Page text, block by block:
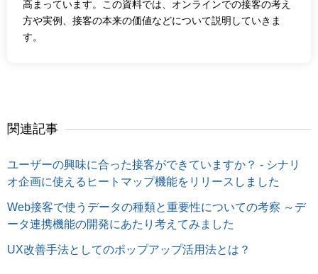
高まっています。この資料では、オンラインでの接客の考え
方や実例、接客の本来の価値などについて説明していきま
す。
関連記事
ユーザーの興味に合った接客ができていますか？ - シナリ
オ企画に使えるヒートマップ機能をリリースしました
Web接客で使うデータの種類と重要性についての考察 ～デ
ータ連携機能の開発にあたり考えてみました
UX改善手法としてのポップアップ活用法とは？